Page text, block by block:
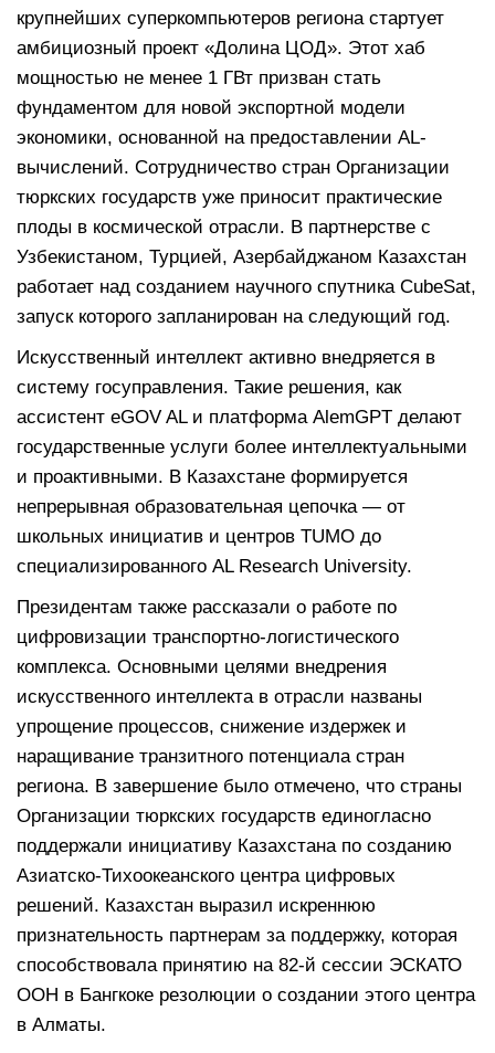
крупнейших суперкомпьютеров региона стартует
амбициозный проект «Долина ЦОД». Этот хаб
мощностью не менее 1 ГВт призван стать
фундаментом для новой экспортной модели
экономики, основанной на предоставлении AL-
вычислений. Сотрудничество стран Организации
тюркских государств уже приносит практические
плоды в космической отрасли. В партнерстве с
Узбекистаном, Турцией, Азербайджаном Казахстан
работает над созданием научного спутника CubeSat,
запуск которого запланирован на следующий год.
Искусственный интеллект активно внедряется в
систему госуправления. Такие решения, как
ассистент eGOV AL и платформа AlemGPT делают
государственные услуги более интеллектуальными
и проактивными. В Казахстане формируется
непрерывная образовательная цепочка — от
школьных инициатив и центров TUMO до
специализированного AL Research University.
Президентам также рассказали о работе по
цифровизации транспортно-логистического
комплекса. Основными целями внедрения
искусственного интеллекта в отрасли названы
упрощение процессов, снижение издержек и
наращивание транзитного потенциала стран
региона. В завершение было отмечено, что страны
Организации тюркских государств единогласно
поддержали инициативу Казахстана по созданию
Азиатско-Тихоокеанского центра цифровых
решений. Казахстан выразил искреннюю
признательность партнерам за поддержку, которая
способствовала принятию на 82-й сессии ЭСКАТО
ООН в Бангкоке резолюции о создании этого центра
в Алматы.